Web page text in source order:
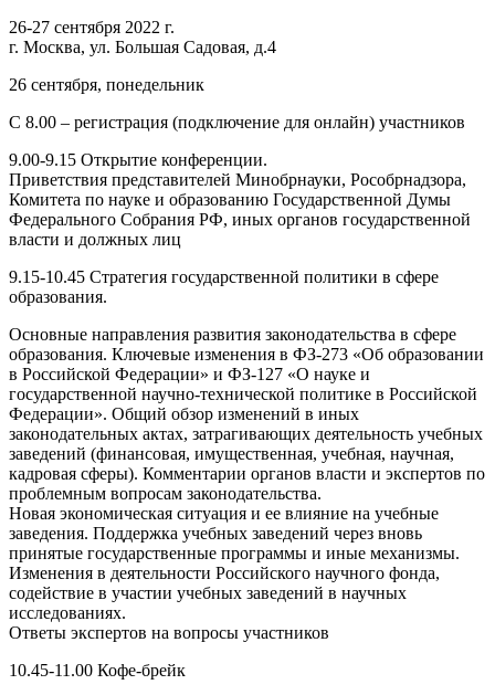
26-27 сентября 2022 г.
г. Москва, ул. Большая Садовая, д.4
26 сентября, понедельник
С 8.00 – регистрация (подключение для онлайн) участников
9.00-9.15 Открытие конференции.
Приветствия представителей Минобрнауки, Рособрнадзора,
Комитета по науке и образованию Государственной Думы
Федерального Собрания РФ, иных органов государственной
власти и должных лиц
9.15-10.45 Стратегия государственной политики в сфере
образования.
Основные направления развития законодательства в сфере
образования. Ключевые изменения в ФЗ-273 «Об образовании
в Российской Федерации» и ФЗ-127 «О науке и
государственной научно-технической политике в Российской
Федерации». Общий обзор изменений в иных
законодательных актах, затрагивающих деятельность учебных
заведений (финансовая, имущественная, учебная, научная,
кадровая сферы). Комментарии органов власти и экспертов по
проблемным вопросам законодательства.
Новая экономическая ситуация и ее влияние на учебные
заведения. Поддержка учебных заведений через вновь
принятые государственные программы и иные механизмы.
Изменения в деятельности Российского научного фонда,
содействие в участии учебных заведений в научных
исследованиях.
Ответы экспертов на вопросы участников
10.45-11.00 Кофе-брейк